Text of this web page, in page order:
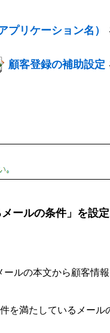
プリケーション名）
顧客登録の補助設定
ールの条件」を設定
ルの本文から顧客情
を満たしているメール